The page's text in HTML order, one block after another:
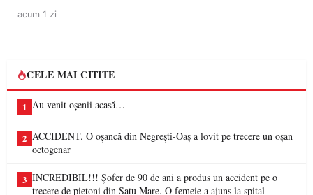
acum 1 zi
CELE MAI CITITE
1 Au venit oșenii acasă…
2 ACCIDENT. O oșancă din Negrești-Oaș a lovit pe trecere un oșan
octogenar
3 INCREDIBIL!!! Șofer de 90 de ani a produs un accident pe o
trecere de pietoni din Satu Mare. O femeie a ajuns la spital